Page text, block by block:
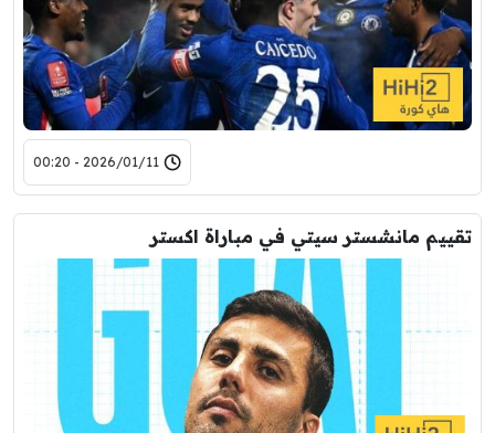
2026/01/11 - 00:20
تقييم مانشستر سيتي في مباراة اكستر